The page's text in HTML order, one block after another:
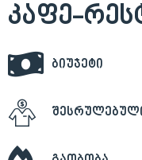
Კაფე-
ბიუჯეტი